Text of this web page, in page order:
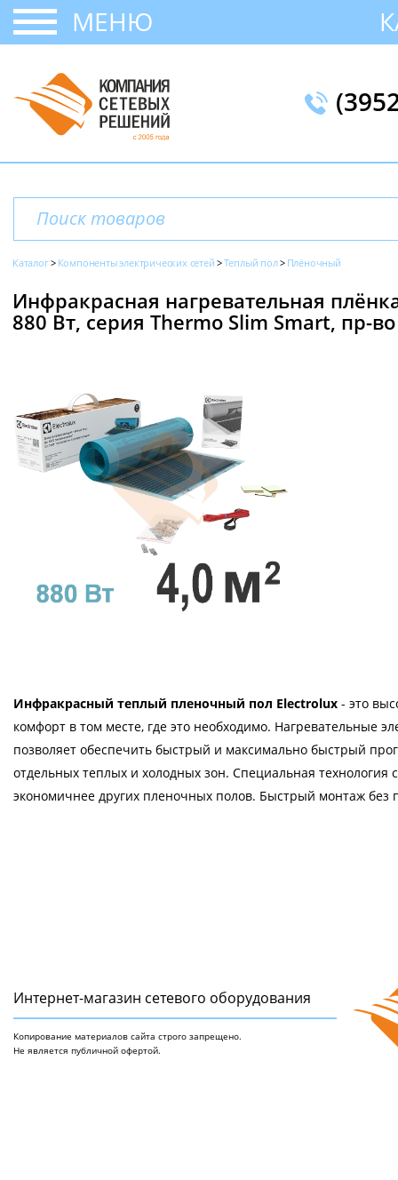
МЕНЮ
Каталог Компоненты электрических сетей Теплый пол Плёночный
Инфракрасная нагревательная
880 Вт, серия Thermo Slim Smart, пр-
Инфракрасный теплый пленочный пол Electrolux - это
комфорт в том месте, где это необходимо. Нагревательные
позволяет обеспечить быстрый и максимально быстрый
отдельных теплых и холодных зон. Специальная
экономичнее других пленочных полов. Быстрый монтаж
Интернет-магазин сетeвого оборудования
Копирование материалов сайта строго запрещено.
Не является публичной офертой.